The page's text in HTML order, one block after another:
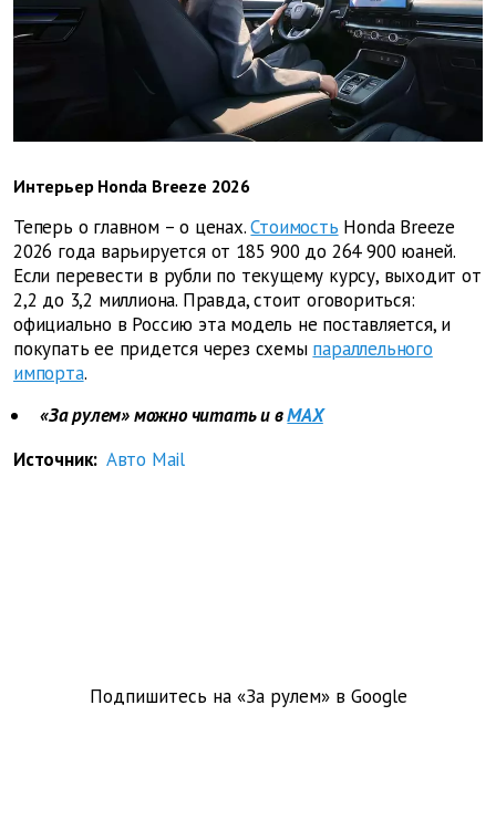
Интерьер Honda Breeze 2026
Теперь о главном – о ценах. Стоимость Honda Breeze
2026 года варьируется от 185 900 до 264 900 юаней.
Если перевести в рубли по текущему курсу, выходит от
2,2 до 3,2 миллиона. Правда, стоит оговориться:
официально в Россию эта модель не поставляется, и
покупать ее придется через схемы параллельного
импорта.
«За рулем» можно читать и вMAX
Источник: Авто Mail
Подпишитесь на «За рулем» в Google